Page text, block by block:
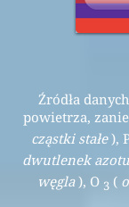
Źródła
powietrza,
cząstki stałe),
dwutlenek azotu
węgla), O 3 (